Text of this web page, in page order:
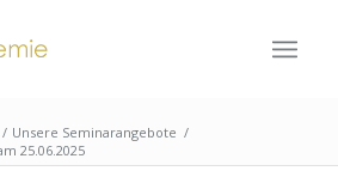
/ Unsere Seminarangebote /
25.06.2025